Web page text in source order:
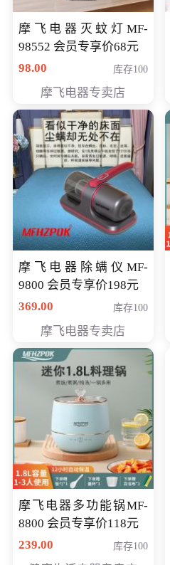
摩飞电器灭蚊灯MF-
98552 会员专享价68元
98.00
库存100
摩飞电器专卖店
摩飞电器除螨仪MF-
9800 会员专享价198元
369.00
库存100
摩飞电器专卖店
摩飞电器多功能锅MF-
8800 会员专享价118元
239.00
库存100